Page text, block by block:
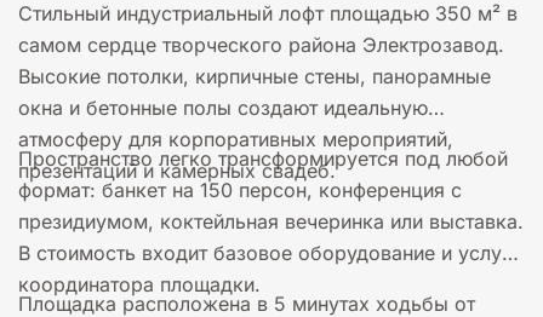
Стильный индустриальный лофт площадью 350 м² в
самом сердце творческого района Электрозавод.
Высокие потолки, кирпичные стены, панорамные
окна и бетонные полы создают идеальную
атмосферу для корпоративных мероприятий,
презентаций и камерных свадеб.
Пространство легко трансформируется под любой
формат: банкет на 150 персон, конференция с
президиумом, коктейльная вечеринка или выставка.
В стоимость входит базовое оборудование и услуги
координатора площадки.
Площадка расположена в 5 минутах ходьбы от